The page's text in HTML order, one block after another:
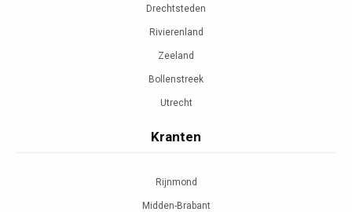
Drechtsteden
Rivierenland
Zeeland
Bollenstreek
Utrecht
Kranten
Rijnmond
Midden-Brabant